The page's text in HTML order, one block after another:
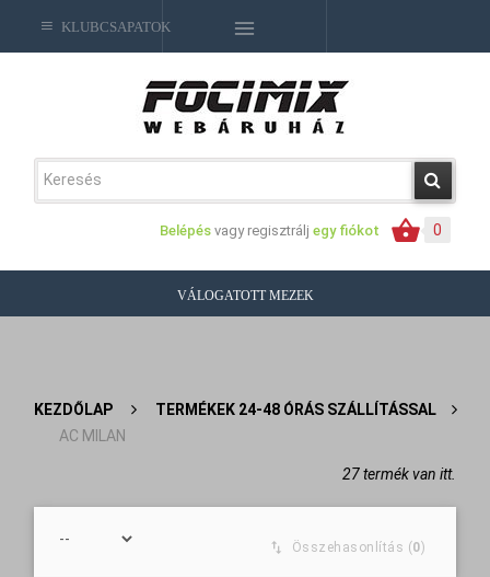
0
Belépés vagy regisztrálj egy fiókot
KLUBCSAPATOK
VÁLOGATOTT MEZEK
KEZDŐLAP >
TERMÉKEK 24-48 ÓRÁS SZÁLLÍTÁSSAL
AC MILAN
27 termék van itt.
Összehasonlítás (0)